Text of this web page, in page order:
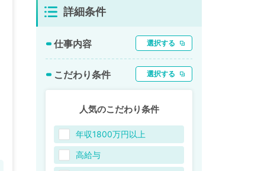
詳細条件
仕事内容 選択する
こだわり条件 選択する
人気のこだわり条件
年収1800万円以上
高給与